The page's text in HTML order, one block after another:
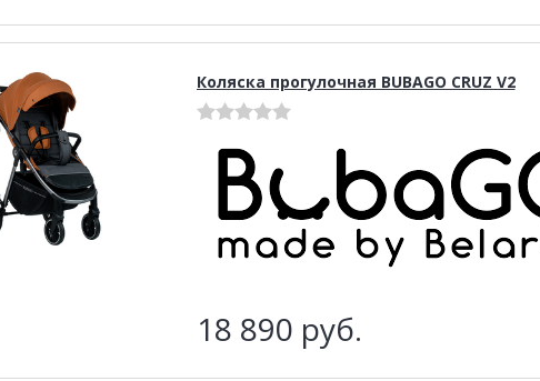
Коляска прогулочная BUBAGO CRUZ V2
18 890 руб.